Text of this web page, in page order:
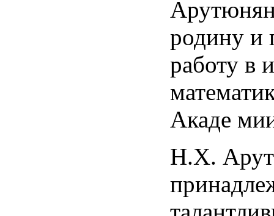
родину и
работу в
Акаде
Н.Х.